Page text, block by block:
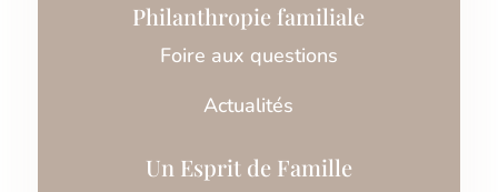
Philanthropie familiale
Foire aux questions
Actualités
Un Esprit de Famille